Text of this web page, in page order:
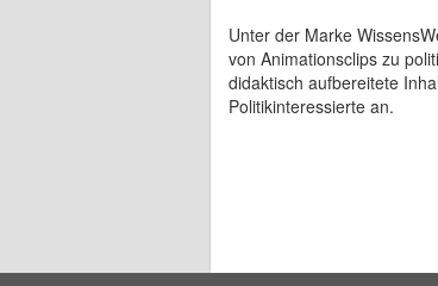
Unter der Marke
von Animationsclips zu
didaktisch aufbereitete
Politikinteressierte an.